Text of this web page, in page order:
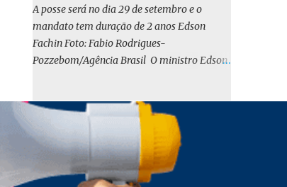
em iene japonês é mais vantajosa sob os
aspectos econômico e financeiro. Embora o
custo dos juros em dólares possa parecer
inferior no curto prazo, a opção pelo iene
tanto pela sua menor volatilidade cambial
quanto pela estabilidade da taxa de juros
atrelada à TONA”, explica. O deputado
Gustavo Neiva (PP) votou contra o projeto de
l...
A posse será no dia 29 de setembro e o
mandato tem duração de 2 anos Edson
Fachin Foto: Fabio Rodrigues-
Pozzebom/Agência Brasil O ministro Edson
Tribunal Federal (STF) pelos próximos dois
anos. O vice-presidente será o ministro
Alexandre de Moraes. A posse será no dia 29
de setembro. A votação foi feita de forma
simbólica pelo plenário da Corte.